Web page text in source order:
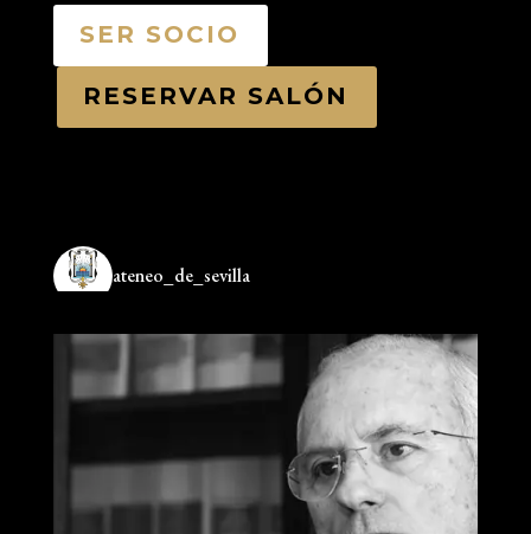
SER SOCIO
RESERVAR SALÓN
ateneo_de_sevilla